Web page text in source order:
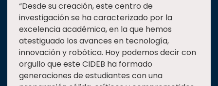
“Desde su creación, este centro de
investigación se ha caracterizado por la
excelencia académica, en la que hemos
atestiguado los avances en tecnología,
innovación y robótica. Hoy podemos decir con
orgullo que este CIDEB ha formado
generaciones de estudiantes con una